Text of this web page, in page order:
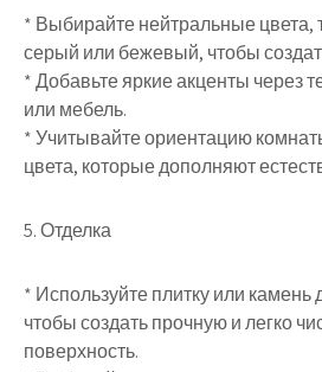
* Выбирайте нейтральные цвета,
серый или бежевый, чтобы
* Добавьте яркие акценты через
или мебель.
* Учитывайте ориентацию
цвета, которые дополняют
5. Отделка
* Используйте плитку или камень
чтобы создать прочную и легко
поверхность.